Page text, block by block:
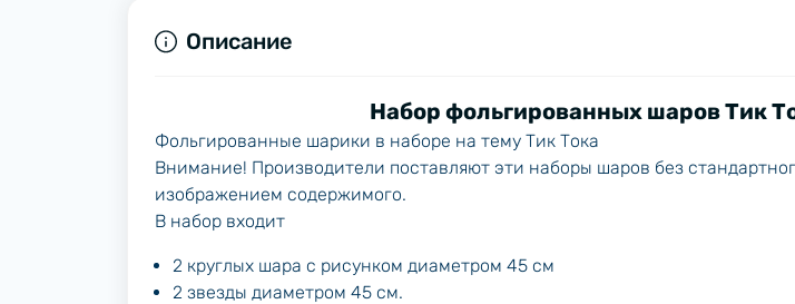
Описание
Набор фольгированных шаров Тик
Фольгированные шарики в наборе на тему Тик Тока
Внимание! Производители поставляют эти наборы шаров без
изображением содержимого.
В набор входит
2 круглых шара с рисунком диаметром 45 см
2 звезды диаметром 45 см.